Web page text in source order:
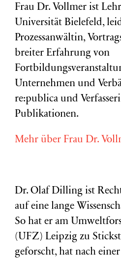
Frau Dr. Vollmer ist
Universität Bielefeld,
Prozessanwältin,
breiter Erfahrung von
Unternehmen und
re:publica und
Publikationen.
Mehr über Frau Dr.
Dr. Olaf Dilling ist
auf eine lange
So hat er am
(UFZ) Leipzig zu
geforscht, hat nach